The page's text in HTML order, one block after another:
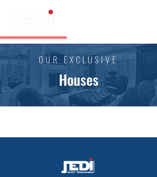
OUR EXCLUSIVE
Houses